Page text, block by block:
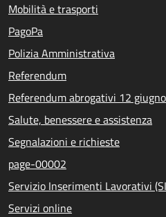
Mobilità e trasporti
PagoPa
Polizia Amministrativa
Referendum
Referendum abrogativi 12
Salute, benessere e assistenza
Segnalazioni e richieste
page-00002
Servizio Inserimenti Lavorativi
Servizi online